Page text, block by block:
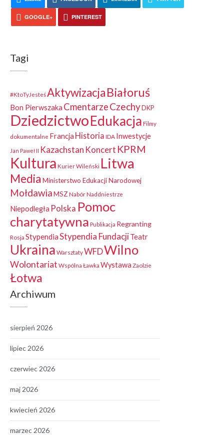
GOOGLE+ PINTEREST
Tagi
#KtoTyJesteśAktywizacjaBiałoruś
Bon Pierwszaka CmentarzeCzechyDKP
DziedzictwoEdukacja Filmy
dokumentalne Francja Historia IDA Inwestycje
Jan Paweł II Kazachstan Koncert KPRM
Kultura Kurier Wileński Litwa
MediaMinisterstwo Edukacji Narodowej
MołdawiaMSZ NabórNaddniestrze
Niepodległa Polska Pomoc
charytatywna Publikacja Regranting
Rosja StypendiaStypendia FundacjiTeatr
Ukraina WarsztatyWFDWilno
Wolontariat Wspólna Ławka Wystawa Zaolzie
Łotwa
Archiwum
sierpień 2026
lipiec 2026
czerwiec 2026
maj 2026
kwiecień 2026
marzec 2026